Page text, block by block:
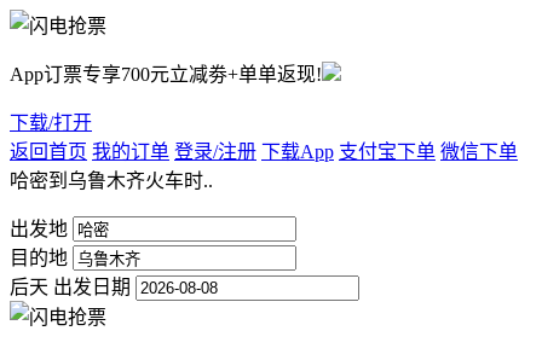
App订票专享700元立减劵+单单返现!
下载/打开
返回首页 我的订单 登录/注册 下载App 支付宝下单 微信下单
哈密到乌鲁木齐火车时..
出发地
目的地
后天 出发日期